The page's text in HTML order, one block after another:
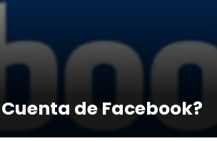
de Facebook?